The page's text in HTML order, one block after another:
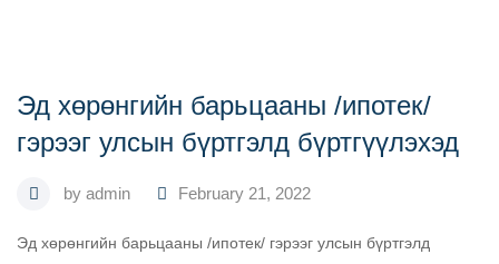
Эд хөрөнгийн барьцааны /ипотек/
гэрээг улсын бүртгэлд бүртгүүлэхэд
by admin February 21, 2022
Эд хөрөнгийн барьцааны /ипотек/ гэрээг улсын бүртгэлд